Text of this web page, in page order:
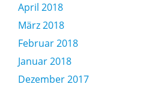
April 2018
März 2018
Februar 2018
Januar 2018
Dezember 2017